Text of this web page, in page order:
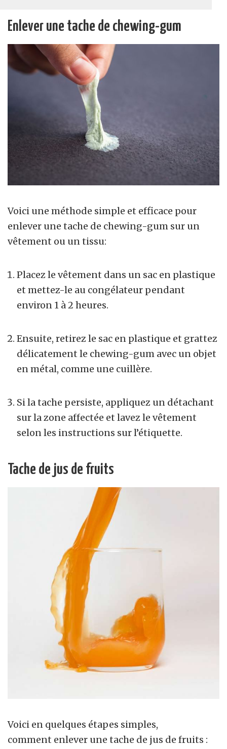
Enlever une tache de chewing-gum
Voici une méthode simple et efficace pour
enlever une tache de chewing-gum sur un
vêtement ou un tissu:
Placez le vêtement dans un sac en plastique
et mettez-le au congélateur pendant
environ 1 à 2 heures.
Ensuite, retirez le sac en plastique et grattez
délicatement le chewing-gum avec un objet
en métal, comme une cuillère.
Si la tache persiste, appliquez un détachant
sur la zone affectée et lavez le vêtement
selon les instructions sur l’étiquette.
Tache de jus de fruits
Voici en quelques étapes simples,
comment enlever une tache de jus de fruits :